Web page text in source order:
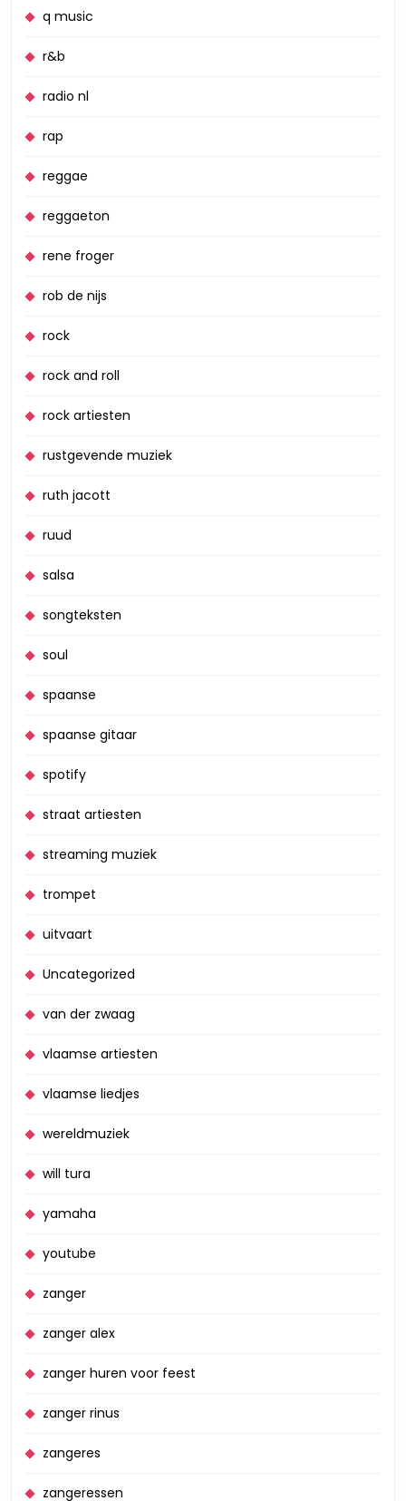
q music
r&b
radio nl
rap
reggae
reggaeton
rene froger
rob de nijs
rock
rock and roll
rock artiesten
rustgevende muziek
ruth jacott
ruud
salsa
songteksten
soul
spaanse
spaanse gitaar
spotify
straat artiesten
streaming muziek
trompet
uitvaart
Uncategorized
van der zwaag
vlaamse artiesten
vlaamse liedjes
wereldmuziek
will tura
yamaha
youtube
zanger
zanger alex
zanger huren voor feest
zanger rinus
zangeres
zangeressen